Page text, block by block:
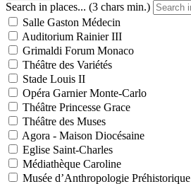
Search in places... (3 chars min.)
Salle Gaston Médecin
Auditorium Rainier III
Grimaldi Forum Monaco
Théâtre des Variétés
Stade Louis II
Opéra Garnier Monte-Carlo
Théâtre Princesse Grace
Théâtre des Muses
Agora - Maison Diocésaine
Eglise Saint-Charles
Médiathèque Caroline
Musée d’Anthropologie Préhistorique